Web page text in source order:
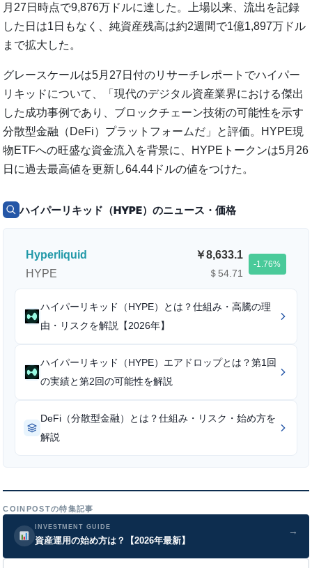
月27日時点で9,876万ドルに達した。上場以来、流出を記録
した日は1日もなく、純資産残高は約2週間で1億1,897万ドル
まで拡大した。
グレースケールは5月27日付のリサーチレポートでハイパー
リキッドについて、「現代のデジタル資産業界における傑出
した成功事例であり、ブロックチェーン技術の可能性を示す
分散型金融（DeFi）プラットフォームだ」と評価。HYPE現
物ETFへの旺盛な資金流入を背景に、HYPEトークンは5月26
日に過去最高値を更新し64.44ドルの値をつけた。
ハイパーリキッド（HYPE）のニュース・価格
Hyperliquid
HYPE
8,633.1
＄54.71
-1.76
ハイパーリキッド（HYPE）とは？仕組み・高騰の理
由・リスクを解説【2026年】
ハイパーリキッド（HYPE）エアドロップとは？第1回
の実績と第2回の可能性を解説
DeFi（分散型金融）とは？仕組み・リスク・始め方を
解説
COINPOSTの特集記事
INVESTMENT GUIDE
資産運用の始め方は？【2026年最新】
→